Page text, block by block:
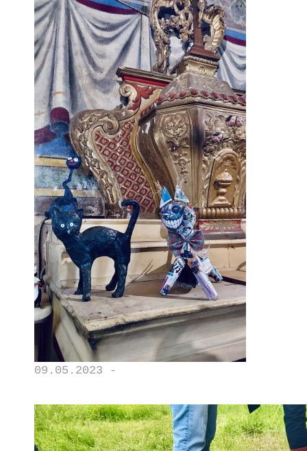
09.05.2023 -